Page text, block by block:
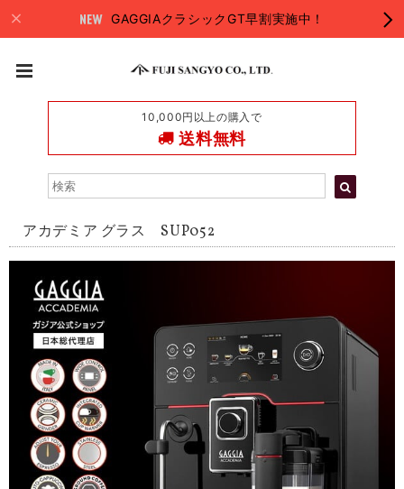
GAGGIAクラシックGT早割実施中！
10,000円以上の購入で
送料無料
アカデミア グラス SUP052